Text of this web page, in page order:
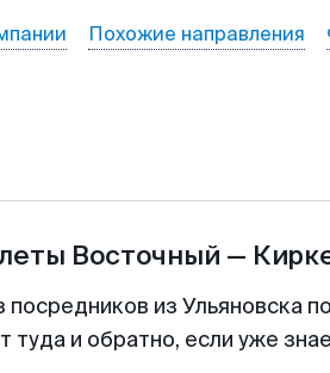
Похожие направления
Восточный —
из Ульяновска
туда и обратно, если уже